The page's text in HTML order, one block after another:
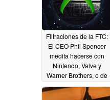
Filtraciones de la FTC:
El CEO Phil Spencer
medita hacerse con
Nintendo, Valve y
Warner Brothers, o de
lo contrario se acabó el
juego para Xbox